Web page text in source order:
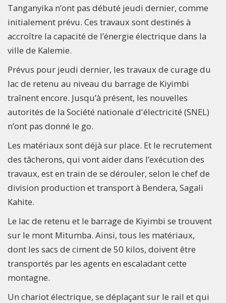
Tanganyika n’ont pas débuté jeudi dernier, comme
initialement prévu. Ces travaux sont destinés à
accroître la capacité de l’énergie électrique dans la
ville de Kalemie.
Prévus pour jeudi dernier, les travaux de curage du
lac de retenu au niveau du barrage de Kiyimbi
traînent encore. Jusqu’à présent, les nouvelles
autorités de la Société nationale d'électricité (SNEL)
n’ont pas donné le go.
Les matériaux sont déjà sur place. Et le recrutement
des tâcherons, qui vont aider dans l’exécution des
travaux, est en train de se dérouler, selon le chef de
division production et transport à Bendera, Sagali
Kahite.
Le lac de retenu et le barrage de Kiyimbi se trouvent
sur le mont Mitumba. Ainsi, tous les matériaux,
dont les sacs de ciment de 50 kilos, doivent être
transportés par les agents en escaladant cette
montagne.
Un chariot électrique, se déplaçant sur le rail et qui